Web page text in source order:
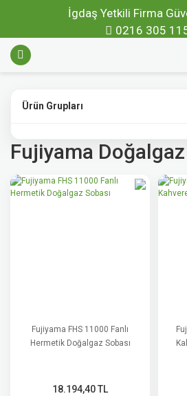
İgdaş Yetkili Firma
0216 305
Ürün Grupları
Fujiyama Doğalgaz
Fujiyama FHS 11000 Fanlı
Hermetik Doğalgaz Sobası
18.194,40 TL